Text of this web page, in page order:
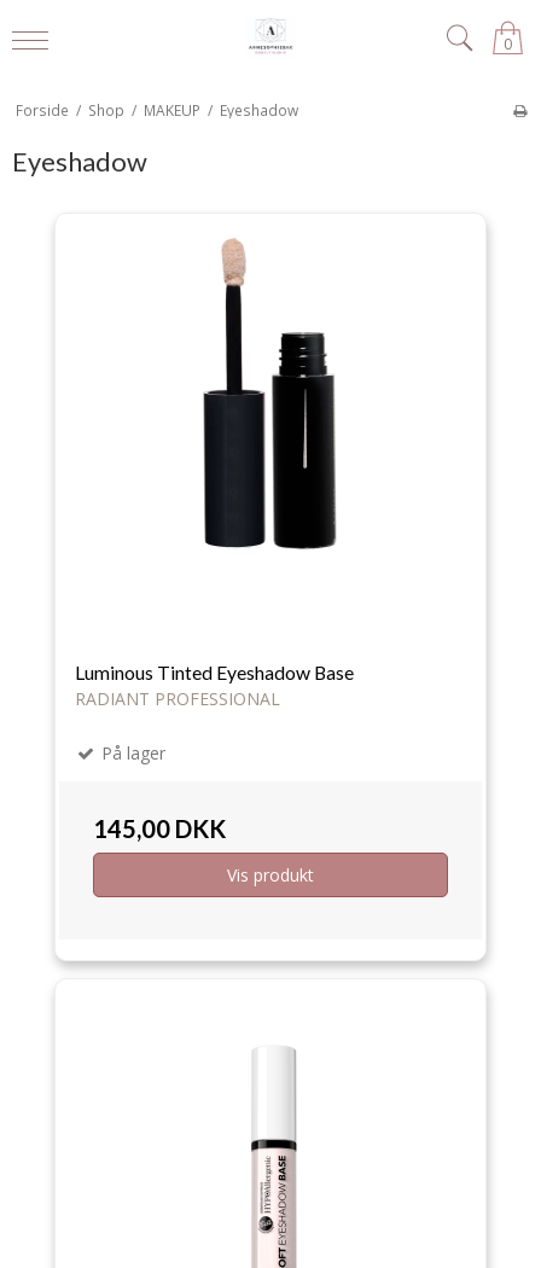
0
Forside / Shop / MAKEUP / Eyeshadow
Eyeshadow
Luminous Tinted Eyeshadow Base
RADIANT PROFESSIONAL
På lager
145,00 DKK
Vis produkt